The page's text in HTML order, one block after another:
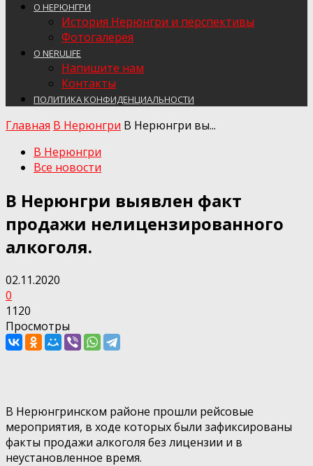
О НЕРЮНГРИ
История Нерюнгри и перспективы
Фотогалерея
О NERULIFE
Напишите нам
Контакты
ПОЛИТИКА КОНФИДЕНЦИАЛЬНОСТИ
Главная В Нерюнгри В Нерюнгри вы...
В Нерюнгри
Все новости
В Нерюнгри выявлен факт
продажи нелицензированного
алкоголя.
02.11.2020
0
1120
Просмотры
В Нерюнгринском районе прошли рейсовые
мероприятия, в ходе которых были зафиксированы
факты продажи алкоголя без лицензии и в
неустановленное время.